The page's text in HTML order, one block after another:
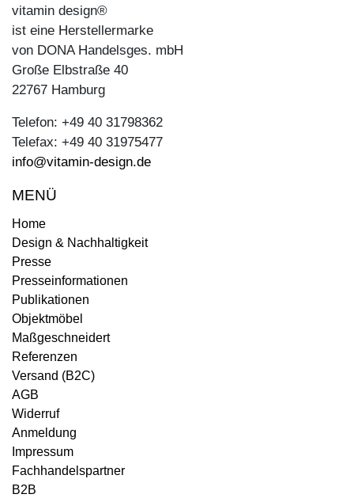
vitamin design®
ist eine Herstellermarke
von DONA Handelsges. mbH
Große Elbstraße 40
22767 Hamburg
Telefon: +49 40 31798362
Telefax: +49 40 31975477
info@vitamin-design.de
MENÜ
Home
Design & Nachhaltigkeit
Presse
Presseinformationen
Publikationen
Objektmöbel
Maßgeschneidert
Referenzen
Versand (B2C)
AGB
Widerruf
Anmeldung
Impressum
Fachhandelspartner
B2B